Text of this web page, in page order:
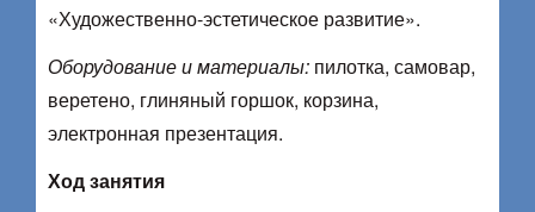
«Художественно-эстетическое развитие».
Оборудование и материалы: пилотка, самовар,
веретено, глиняный горшок, корзина,
электронная презентация.
Ход занятия